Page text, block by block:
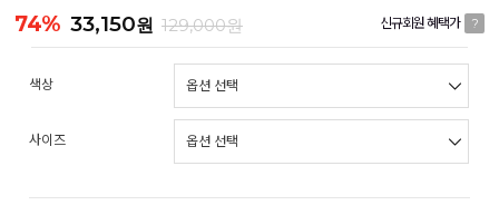
74% 33,150원 129,000원 신규회원 혜택가 ?
색상
사이즈